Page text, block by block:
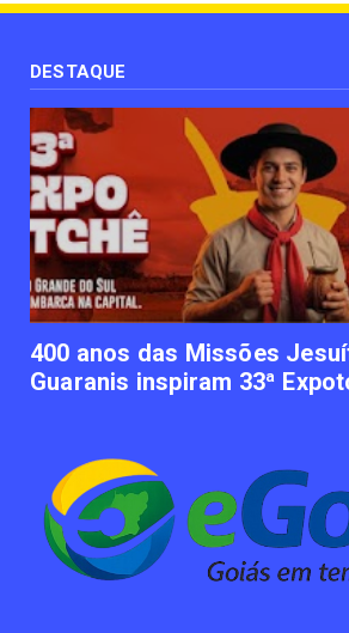
UNCATEGORIZED
June 12, 2023
UNCATEGORIZED
Empresas apostam em
felicidade
June 09, 2023
UNCATEGORIZED
Lawtech gaúcha ajuda
organizarem sua vida
DESTAQUE
400 anos das Missões
Guaranis inspiram 33ª